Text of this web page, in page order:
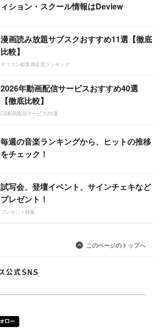
ィション・スクール情報はDeview
漫画読み放題サブスクおすすめ11選【徹底
比較】
オリコン顧客満足度ランキング
2026年動画配信サービスおすすめ40選
【徹底比較】
CS動画配信サービス20選
毎週の音楽ランキングから、ヒットの推移
をチェック！
試写会、登壇イベント、サインチェキなど
プレゼント！
プレゼント特集
このページのトップへ